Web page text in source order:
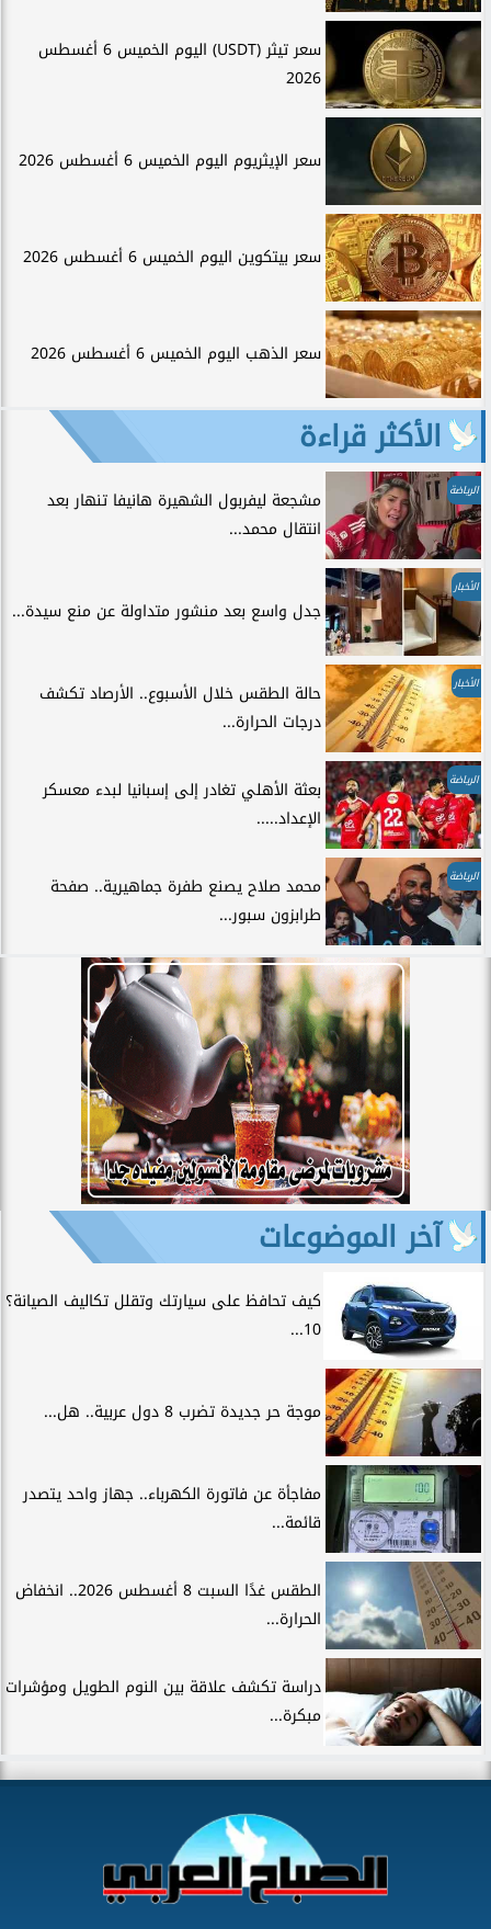
سعر تيثر (USDT) اليوم الخميس 6 أغسطس
2026
سعر الإيثريوم اليوم الخميس 6 أغسطس 2026
سعر بيتكوين اليوم الخميس 6 أغسطس 2026
سعر الذهب اليوم الخميس 6 أغسطس 2026
الأكثر قراءة
الرياضة
مشجعة ليفربول الشهيرة هانيفا تنهار بعد
انتقال محمد...
الأخبار
جدل واسع بعد منشور متداولة عن منع سيدة...
الأخبار
حالة الطقس خلال الأسبوع.. الأرصاد تكشف
درجات الحرارة...
الرياضة
بعثة الأهلي تغادر إلى إسبانيا لبدء معسكر
الإعداد.....
الرياضة
محمد صلاح يصنع طفرة جماهيرية.. صفحة
طرابزون سبور...
آخر الموضوعات
كيف تحافظ على سيارتك وتقلل تكاليف الصيانة؟
10...
موجة حر جديدة تضرب 8 دول عربية.. هل...
مفاجأة عن فاتورة الكهرباء.. جهاز واحد يتصدر
قائمة...
الطقس غدًا السبت 8 أغسطس 2026.. انخفاض
الحرارة...
دراسة تكشف علاقة بين النوم الطويل ومؤشرات
مبكرة...